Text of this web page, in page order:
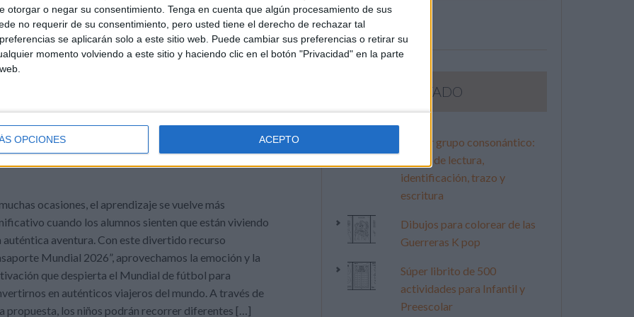
otorgar o negar su consentimiento. Tenga en cuenta que algún procesamiento de sus
no requerir de su consentimiento, pero usted tiene el derecho de rechazar tal
se aplicarán solo a este sitio web. Puede cambiar sus preferencias o retirar su
momento volviendo a este sitio y haciendo clic en el botón "Privacidad" en la parte
OPCIONES ACEPTO
como: curiosidades , datos curiosos, datos históticos
pasatiempos
viaje por los países del
ocasiones, el aprendizaje se vuelve más
cuando los alumnos sienten que están viviendo
auténtica aventura. Con este divertido recurso
Mundial 2026”, aprovechamos la emoción y la
que despierta el Mundial de fútbol para
en auténticos viajeros del mundo. A través de
propuesta, los niños podrán recorrer diferentes […]
LO MÁS VISITADO
Primer grupo consonántico:
Fichas de lectura,
identificación, trazo y
escritura
Dibujos para colorear de las
Guerreras K pop
Súper librito de 500
actividades para Infantil y
Preescolar